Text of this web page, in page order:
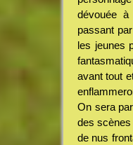
dévouée à
passant
les jeunes
avant tout
On sera
des
de nus